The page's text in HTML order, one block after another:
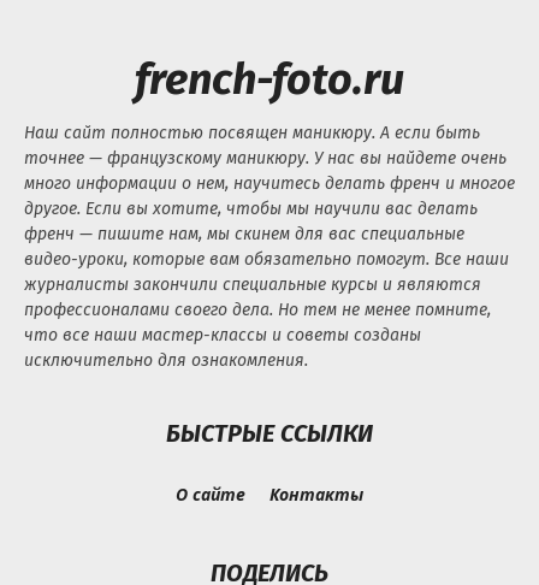
french-foto.ru
Наш сайт полностью посвящен маникюру. А если быть
точнее — французскому маникюру. У нас вы найдете очень
много информации о нем, научитесь делать френч и многое
другое. Если вы хотите, чтобы мы научили вас делать
френч — пишите нам, мы скинем для вас специальные
видео-уроки, которые вам обязательно помогут. Все наши
журналисты закончили специальные курсы и являются
профессионалами своего дела. Но тем не менее помните,
что все наши мастер-классы и советы созданы
исключительно для ознакомления.
БЫСТРЫЕ ССЫЛКИ
О сайте Контакты
ПОДЕЛИСЬ